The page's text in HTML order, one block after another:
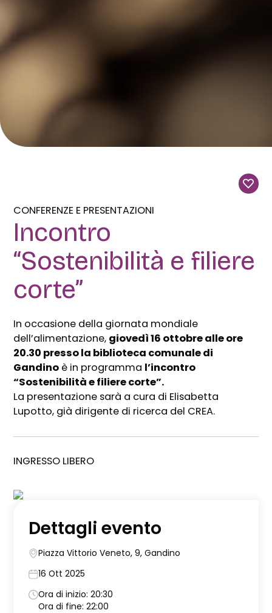
CONFERENZE E PRESENTAZIONI
Incontro
“Sostenibilità e filiere
corte”
In occasione della giornata mondiale
dell’alimentazione, giovedì 16 ottobre alle ore
20.30 presso la biblioteca comunale di
Gandino è in programma l’incontro
“Sostenibilità e filiere corte”.
La presentazione sarà a cura di Elisabetta
Lupotto, già dirigente di ricerca del CREA.
INGRESSO LIBERO
Dettagli evento
Piazza Vittorio Veneto, 9, Gandino
16 Ott 2025
Ora di inizio: 20:30
Ora di fine: 22:00